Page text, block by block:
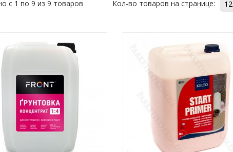
с 1 по 9 из 9 товаров Кол-во товаров на странице: 12